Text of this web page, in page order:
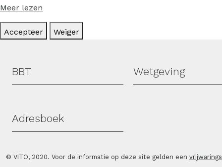
Meer lezen
Accepteer Weiger
Hoofdmenu
BBT Wetgeving
Adresboek
© VITO, 2020. Voor de informatie op deze site gelden een